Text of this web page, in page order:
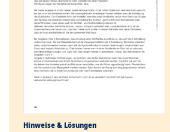
Hinweise & Lösungen